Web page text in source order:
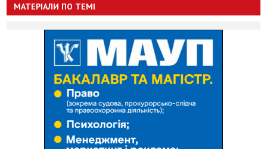
МАТЕРІАЛИ ПО ТЕМІ